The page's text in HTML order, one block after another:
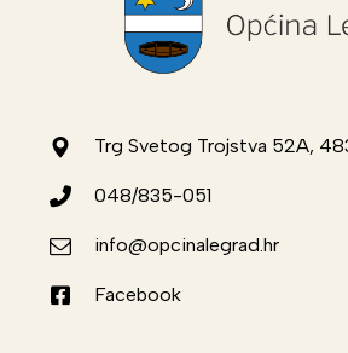
Trg Svetog Trojstva 52A,
048/835-051
info@opcinalegrad.hr
Facebook